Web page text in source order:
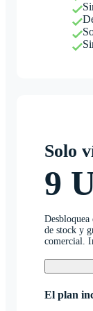
Solo
9
Desbloquea
de stock y
comercial.
El plan